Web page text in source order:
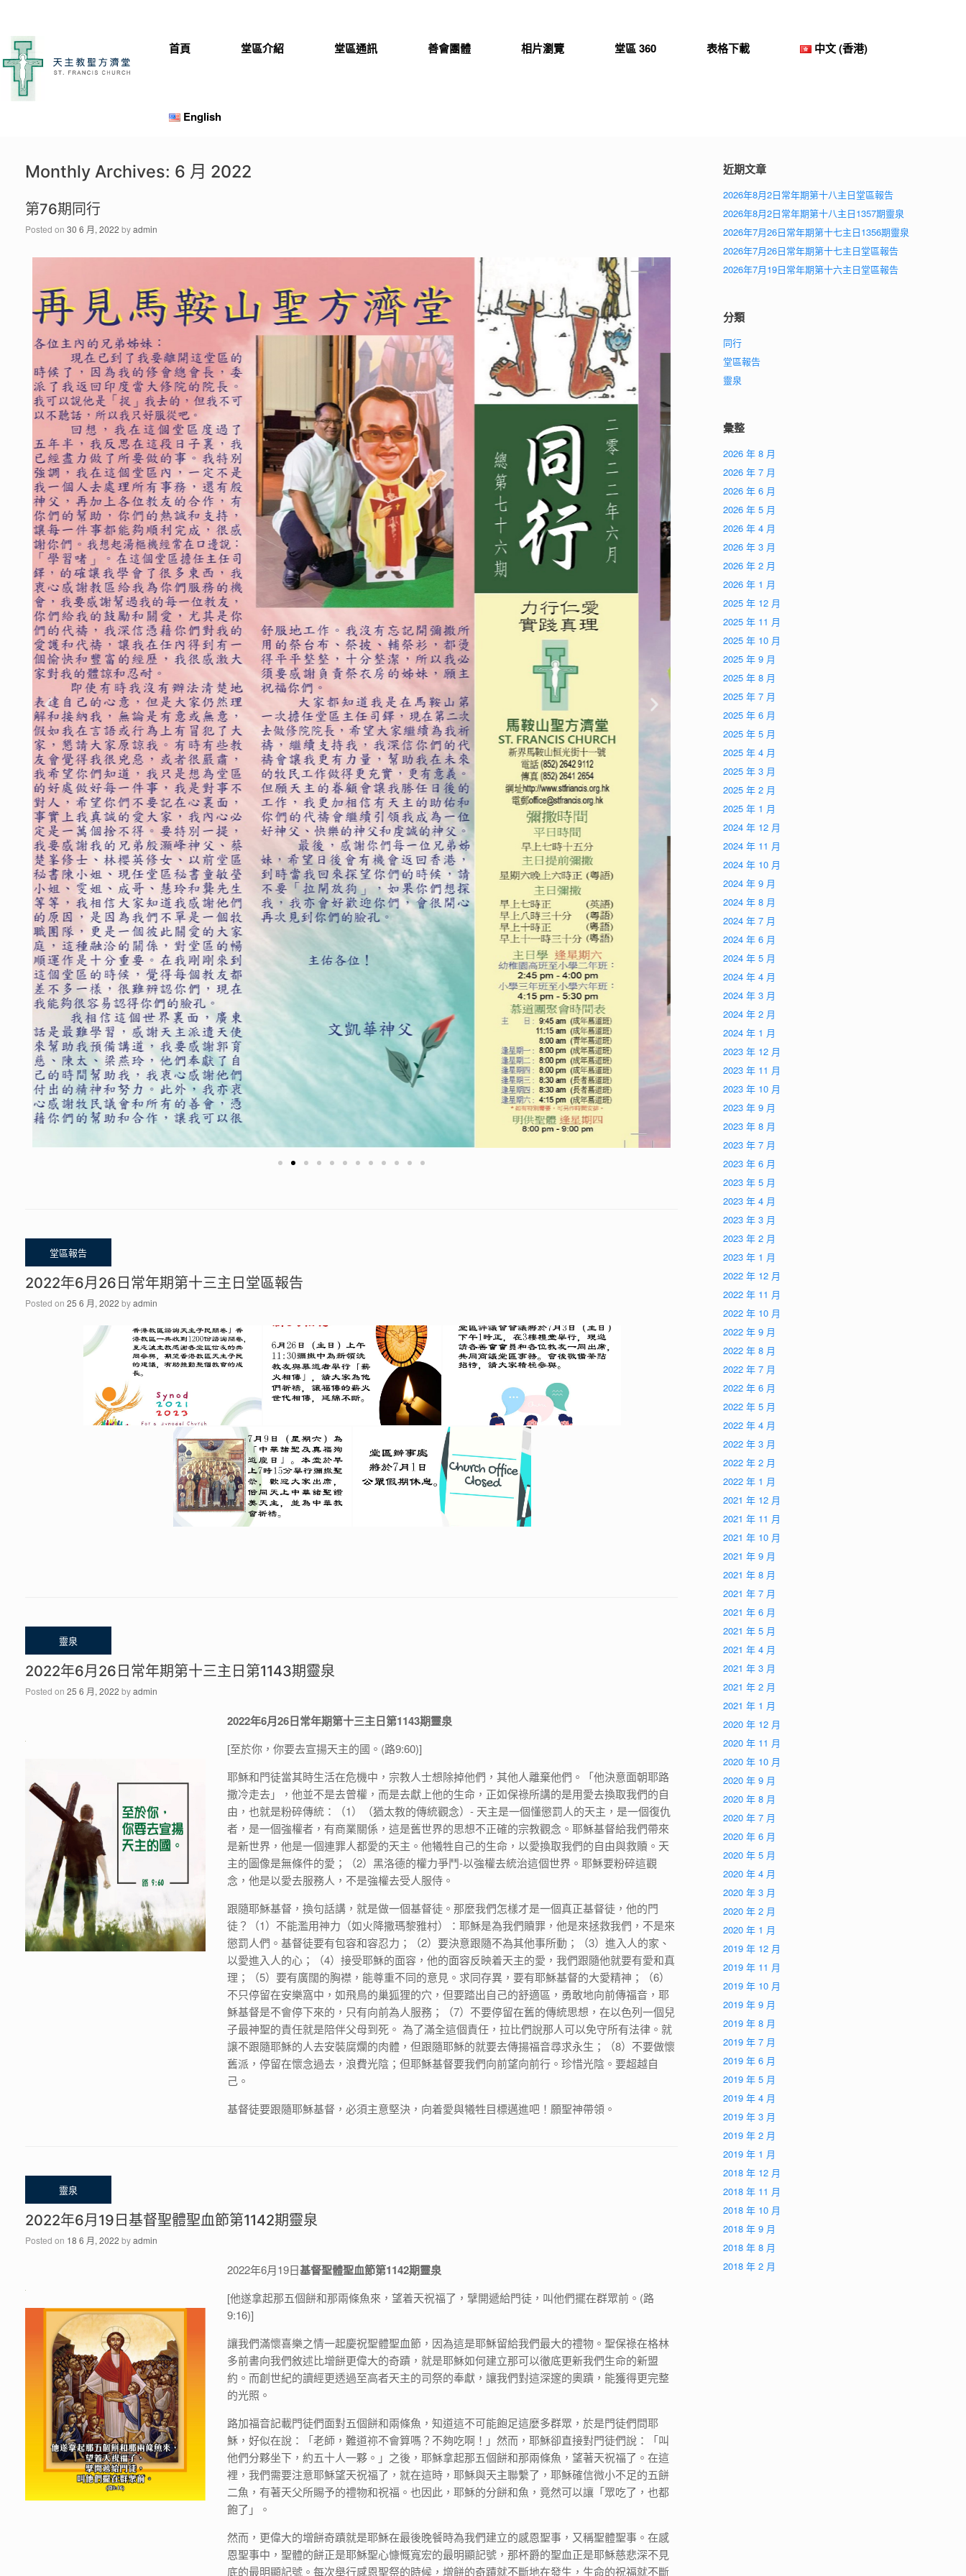
首頁 堂區介紹 堂區通訊 善會團體 相片瀏覽 堂區 360 表格下載 中文 (香港)
English
Monthly Archives: 6 月 2022
第76期同行
Posted on 30 6 月, 2022 byadmin
2022年6月26日常年期第十三主日堂區報告
Posted on 25 6 月, 2022 byadmin
2022年6月26日常年期第十三主日第1143期靈泉
Posted on 25 6 月, 2022 byadmin
2022年6月26日常年期第十三主日第1143期靈泉
[至於你，你要去宣揚天主的國。(路9:60)]
耶穌和門徒當其時生活在危機中，宗教人士想除掉他們，其他人離棄他們。「他決意面朝耶路
撒冷走去」，他並不是去曾權，而是去獻上他的生命，正如保祿所講的是用愛去換取我們的自
由，也就是粉碎傳統：（1）（猶太教的傳統觀念）- 天主是一個懂懲罰人的天主，是一個復仇
者，是一個強權者，有商業關係，這是舊世界的思想不正確的宗教觀念。耶穌基督給我們帶來
是新世界，他是一個連罪人都愛的天主。他犧牲自己的生命，以愛換取我們的自由與救贖。天
主的圖像是無條件的愛；（2）黑洛德的權力爭鬥-以強權去統治這個世界。耶穌要粉碎這觀
念，他是以愛去服務人，不是強權去受人服侍。
跟隨耶穌基督，換句話講，就是做一個基督徒。那麼我們怎樣才是一個真正基督徒，他的門
徒？（1）不能濫用神力（如火降撒瑪黎雅村）：耶穌是為我們贖罪，他是來拯救我們，不是來
懲罰人們。基督徒要有包容和容忍力；（2）要決意跟隨不為其他事所動；（3）進入人的家、
以愛進入人的心；（4）接受耶穌的面容，他的面容反映着天主的愛，我們跟隨他就要有愛和真
理；（5）要有廣闊的胸襟，能尊重不同的意見。求同存異，要有耶穌基督的大愛精神；（6）
不只停留在安樂窩中，如飛鳥的巢狐狸的穴，但要踏出自己的舒適區，勇敢地向前傳福音，耶
穌基督是不會停下來的，只有向前為人服務；（7）不要停留在舊的傳統思想，在以色列一個兒
子最神聖的責任就是陪伴父母到死。 為了滿全這個責任，拉比們說那人可以免守所有法律。就
譲不跟隨耶穌的人去安裝腐爛的肉體，但跟隨耶穌的就要去傳揚福音尋求永生；（8）不要做懷
舊派，停留在懷念過去，浪費光陰；但耶穌基督要我們向前望向前行。珍惜光陰。要超越自
己。
基督徒要跟隨耶穌基督，必須主意堅決，向着愛與犧牲目標邁進吧！願聖神帶領。
2022年6月19日基督聖體聖血節第1142期靈泉
Posted on 18 6 月, 2022 byadmin
2022年6月19日基督聖體聖血節第1142期靈泉
[他遂拿起那五個餅和那兩條魚來，望着天祝福了，擘開遞給門徒，叫他們擺在群眾前。(路
9:16)]
讓我們滿懷喜樂之情一起慶祝聖體聖血節，因為這是耶穌留給我們最大的禮物。聖保祿在格林
多前書向我們敘述比增餅更偉大的奇蹟，就是耶穌如何建立那可以徹底更新我們生命的新盟
約。而創世紀的讀經更透過至高者天主的司祭的奉獻，讓我們對這深邃的奧蹟，能獲得更完整
的光照。
路加福音記載門徒們面對五個餅和兩條魚，知道這不可能飽足這麼多群眾，於是門徒們問耶
穌，好似在說：「老師，難道祢不會算嗎？不夠吃啊！」然而，耶穌卻直接對門徒們說：「叫
他們分夥坐下，約五十人一夥。」之後，耶穌拿起那五個餅和那兩條魚，望著天祝福了。在這
裡，我們需要注意耶穌望天祝福了，就在這時，耶穌與天主聯繫了，耶穌確信微小不足的五餅
二魚，有著天父所賜予的禮物和祝福。也因此，耶穌的分餅和魚，竟然可以讓「眾吃了，也都
飽了」。
然而，更偉大的增餅奇蹟就是耶穌在最後晚餐時為我們建立的感恩聖事，又稱聖體聖事。在感
恩聖事中，聖體的餅正是耶穌聖心慷慨寬宏的最明顯記號，那杯爵的聖血正是耶穌慈悲深不見
底的最明顯記號。每次舉行感恩聖祭的時候，增餅的奇蹟就不斷地在發生，生命的祝福就不斷
近期文章
2026年8月2日常年期第十八主日堂區報告
2026年8月2日常年期第十八主日1357期靈泉
2026年7月26日常年期第十七主日1356期靈泉
2026年7月26日常年期第十七主日堂區報告
2026年7月19日常年期第十六主日堂區報告
分類
同行
堂區報告
靈泉
彙整
2026 年 8 月
2026 年 7 月
2026 年 6 月
2026 年 5 月
2026 年 4 月
2026 年 3 月
2026 年 2 月
2026 年 1 月
2025 年 12 月
2025 年 11 月
2025 年 10 月
2025 年 9 月
2025 年 8 月
2025 年 7 月
2025 年 6 月
2025 年 5 月
2025 年 4 月
2025 年 3 月
2025 年 2 月
2025 年 1 月
2024 年 12 月
2024 年 11 月
2024 年 10 月
2024 年 9 月
2024 年 8 月
2024 年 7 月
2024 年 6 月
2024 年 5 月
2024 年 4 月
2024 年 3 月
2024 年 2 月
2024 年 1 月
2023 年 12 月
2023 年 11 月
2023 年 10 月
2023 年 9 月
2023 年 8 月
2023 年 7 月
2023 年 6 月
2023 年 5 月
2023 年 4 月
2023 年 3 月
2023 年 2 月
2023 年 1 月
2022 年 12 月
2022 年 11 月
2022 年 10 月
2022 年 9 月
2022 年 8 月
2022 年 7 月
2022 年 6 月
2022 年 5 月
2022 年 4 月
2022 年 3 月
2022 年 2 月
2022 年 1 月
2021 年 12 月
2021 年 11 月
2021 年 10 月
2021 年 9 月
2021 年 8 月
2021 年 7 月
2021 年 6 月
2021 年 5 月
2021 年 4 月
2021 年 3 月
2021 年 2 月
2021 年 1 月
2020 年 12 月
2020 年 11 月
2020 年 10 月
2020 年 9 月
2020 年 8 月
2020 年 7 月
2020 年 6 月
2020 年 5 月
2020 年 4 月
2020 年 3 月
2020 年 2 月
2020 年 1 月
2019 年 12 月
2019 年 11 月
2019 年 10 月
2019 年 9 月
2019 年 8 月
2019 年 7 月
2019 年 6 月
2019 年 5 月
2019 年 4 月
2019 年 3 月
2019 年 2 月
2019 年 1 月
2018 年 12 月
2018 年 11 月
2018 年 10 月
2018 年 9 月
2018 年 8 月
2018 年 2 月